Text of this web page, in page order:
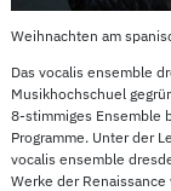
Weihnachten am
Das vocalis ensemble
Musikhochschuel
8-stimmiges Ensemble
Programme. Unter der
vocalis ensemble
Werke der